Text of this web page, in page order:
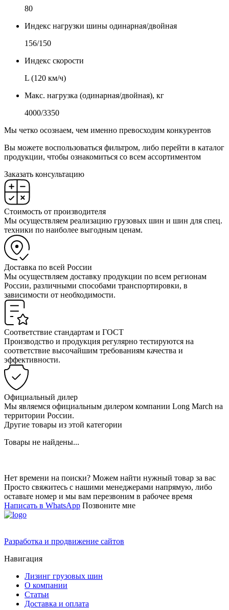
80
Индекс нагрузки шины одинарная/двойная
156/150
Индекс скорости
L (120 км/ч)
Макс. нагрузка (одинарная/двойная), кг
4000/3350
Мы четко осознаем, чем именно превосходим конкурентов
Вы можете воспользоваться фильтром, либо перейти в каталог
продукции, чтобы ознакомиться со всем ассортиментом
Заказать консультацию
Стоимость от производителя
Мы осуществляем реализацию грузовых шин и шин для спец.
техники по наиболее выгодным ценам.
Доставка по всей России
Мы осуществляем доставку продукции по всем регионам
России, различными способами транспортировки, в
зависимости от необходимости.
Соответствие стандартам и ГОСТ
Производство и продукция регулярно тестируются на
соответствие высочайшим требованиям качества и
эффективности.
Официальный дилер
Мы являемся официальным дилером компании Long March на
территории России.
Другие товары из этой категории
Товары не найдены...
Нет времени на поиски? Можем найти нужный товар за вас
Просто свяжитесь с нашими менеджерами напрямую, либо
оставьте номер и мы вам перезвоним в рабочее время
Написать в WhatsApp Позвоните мне
Разработка и продвижение сайтов
Навигация
Лизинг грузовых шин
О компании
Статьи
Доставка и оплата